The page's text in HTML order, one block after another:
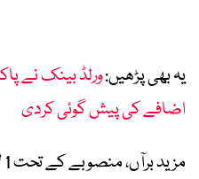
یہ بھی پڑھیں:ورلڈ بینک نے
اضافے کی پیش گوئی کردی